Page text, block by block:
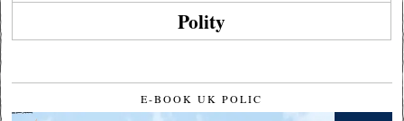
Polity
E-BOOK UK POLIC